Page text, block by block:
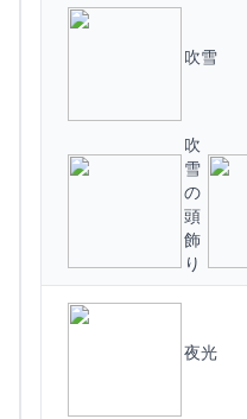
吹雪
吹
雪
の
頭
飾
り
夜光